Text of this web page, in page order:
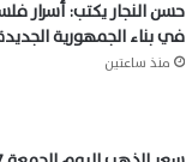
حسن النجار يكتب: أسرار
في بناء الجمهورية
منذ ساعتين